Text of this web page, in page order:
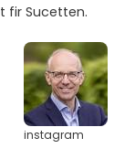
fir Sucetten.
instagram